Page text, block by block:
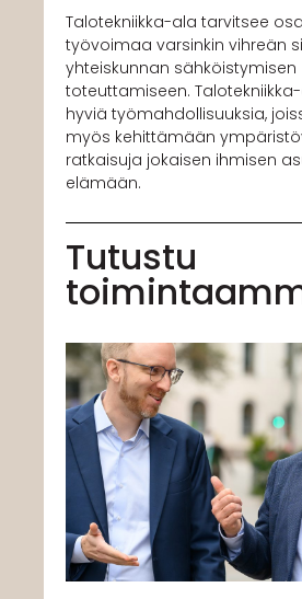
Talotekniikka-ala tarvitsee
työvoimaa varsinkin vihreän
yhteiskunnan sähköistymisen
toteuttamiseen.
hyviä työmahdollisuuksia,
myös kehittämään
ratkaisuja jokaisen ihmisen
elämään.
Tutustu